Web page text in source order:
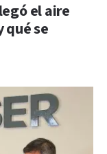
el aire
qué se